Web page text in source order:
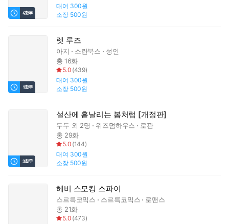
대여 300원
소장 500원
렛 루즈
아지 소란북스
성인
총 16화
5.0 (439)
대여 300원
소장 500원
설산에 흩날리는 봄처럼 [개정판]
두두 외 2명 위즈덤하우스
로판
총 29화
5.0 (144)
대여 300원
소장 500원
헤비 스모킹 스파이
스르륵코믹스 스르륵코믹스
로맨스
총 21화
5.0 (473)